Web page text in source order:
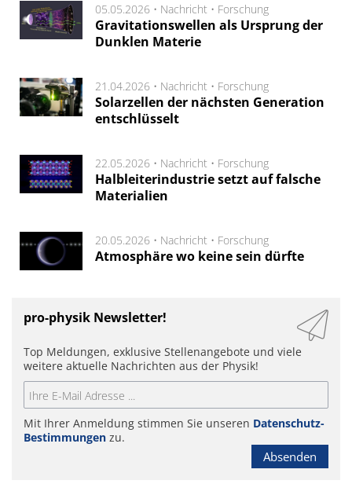
05.05.2026 • Nachricht • Forschung
Gravitationswellen als Ursprung der
Dunklen Materie
21.04.2026 • Nachricht • Forschung
Solarzellen der nächsten Generation
entschlüsselt
22.05.2026 • Nachricht • Forschung
Halbleiterindustrie setzt auf falsche
Materialien
20.05.2026 • Nachricht • Forschung
Atmosphäre wo keine sein dürfte
pro-physik Newsletter!
Top Meldungen, exklusive Stellenangebote und viele
weitere aktuelle Nachrichten aus der Physik!
Mit Ihrer Anmeldung stimmen Sie unseren Datenschutz-
Bestimmungen zu.
Absenden